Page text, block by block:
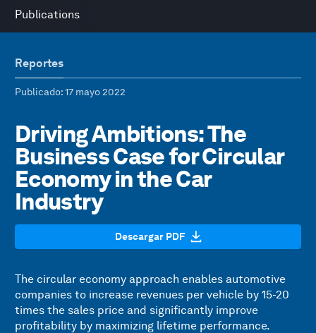
Publications
Reportes
Publicado: 17 mayo 2022
Driving Ambitions: The
Business Case for Circular
Economy in the Car
Industry
Descargar PDF
The circular economy approach enables automotive
companies to increase revenues per vehicle by 15-20
times the sales price and significantly improve
profitability by maximizing lifetime performance.